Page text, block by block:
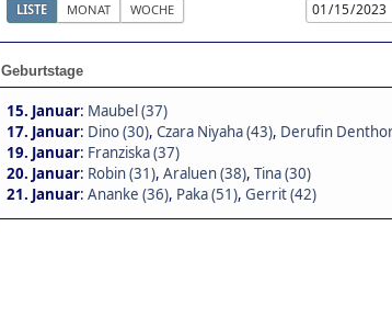
LISTE MONAT WOCHE
Geburtstage
15. Januar: Maubel (37)
17. Januar: Dino (30), Czara Niyaha (43), Derufin
19. Januar: Franziska (37)
20. Januar: Robin (31), Araluen (38), Tina (30)
21. Januar: Ananke (36), Paka (51), Gerrit (42)